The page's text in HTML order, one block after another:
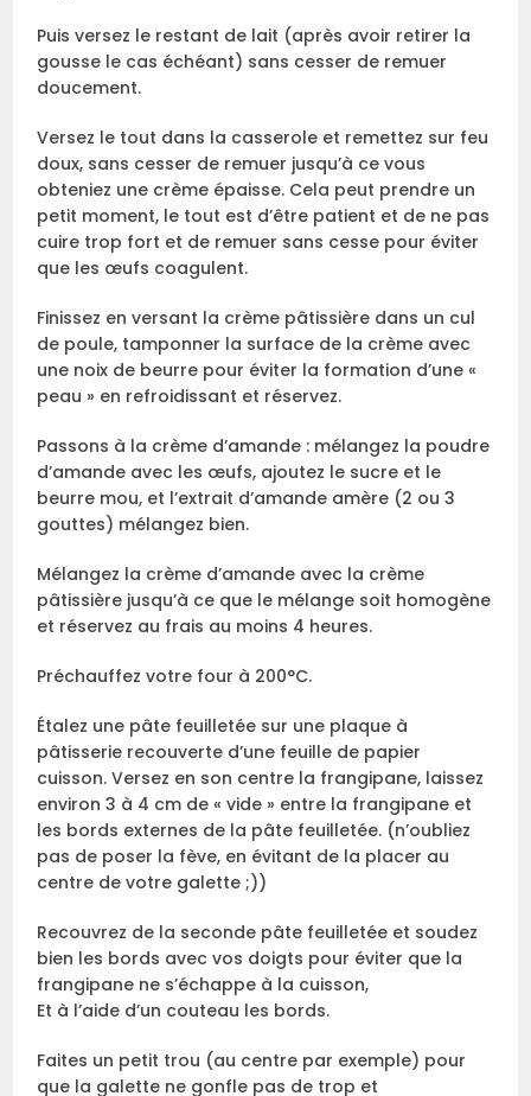
Puis versez le restant de lait (après avoir retirer la
gousse le cas échéant) sans cesser de remuer
doucement.
Versez le tout dans la casserole et remettez sur feu
doux, sans cesser de remuer jusqu’à ce vous
obteniez une crème épaisse. Cela peut prendre un
petit moment, le tout est d’être patient et de ne pas
cuire trop fort et de remuer sans cesse pour éviter
que les œufs coagulent.
Finissez en versant la crème pâtissière dans un cul
de poule, tamponner la surface de la crème avec
une noix de beurre pour éviter la formation d’une «
peau » en refroidissant et réservez.
Passons à la crème d’amande : mélangez la poudre
d’amande avec les œufs, ajoutez le sucre et le
beurre mou, et l’extrait d’amande amère (2 ou 3
gouttes) mélangez bien.
Mélangez la crème d’amande avec la crème
pâtissière jusqu’à ce que le mélange soit homogène
et réservez au frais au moins 4 heures.
Préchauffez votre four à 200°C.
Étalez une pâte feuilletée sur une plaque à
pâtisserie recouverte d’une feuille de papier
cuisson. Versez en son centre la frangipane, laissez
environ 3 à 4 cm de « vide » entre la frangipane et
les bords externes de la pâte feuilletée. (n’oubliez
pas de poser la fève, en évitant de la placer au
centre de votre galette ;))
Recouvrez de la seconde pâte feuilletée et soudez
bien les bords avec vos doigts pour éviter que la
frangipane ne s’échappe à la cuisson,
Et à l’aide d’un couteau les bords.
Faites un petit trou (au centre par exemple) pour
que la galette ne gonfle pas de trop et